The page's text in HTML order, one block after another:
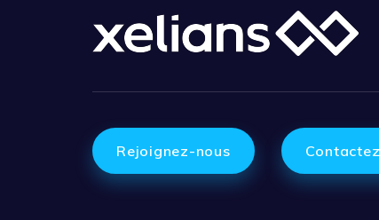
Rejoignez-nous